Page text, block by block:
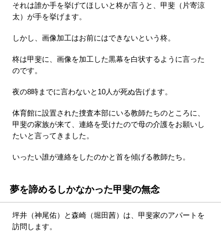
それは誰か手を挙げてほしいと柊が言うと、甲斐（片寄涼
太）が手を挙げます。
しかし、画像加工はお前にはできないという柊。
柊は甲斐に、画像を加工した黒幕を白状するように言った
のです。
夜の8時までに言わないと10人が死ぬ告げます。
体育館に設置された捜査本部にいる教師たちのところに、
甲斐の家族が来て、連絡を受けたので母の介護をお願いし
たいと言ってきました。
いったい誰が連絡をしたのかと首を傾げる教師たち。
夢を諦めるしかなかった甲斐の無念
坪井（神尾佑）と森崎（堀田茜）は、甲斐家のアパートを
訪問します。